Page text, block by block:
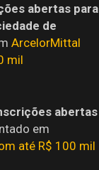
abertas para
de
ArcelorMittal
mil
abertas
em
até R$ 100 mil